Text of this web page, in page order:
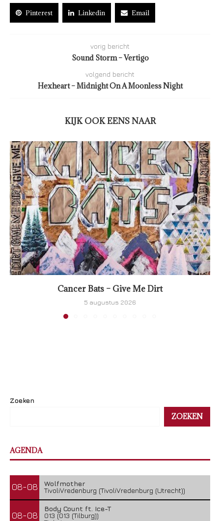
Pinterest Linkedin Email
vorig bericht
Sound Storm – Vertigo
volgend bericht
Hexheart – Midnight On A Moonless Night
KIJK OOK EENS NAAR
Cancer Bats – Give Me Dirt
5 augustus 2026
Zoeken
ZOEKEN
AGENDA
08-08
Wolfmother
TivoliVredenburg (TivoliVredenburg (Utrecht))
08-08
Body Count ft. Ice-T
013 (013 (Tilburg))